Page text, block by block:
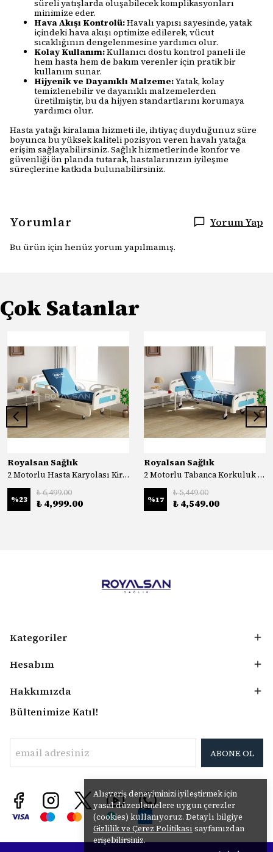
Alışveriş deneyiminizi iyileştirmek için
yasal düzenlemelere uygun çerezler
(cookies) kullanıyoruz. Detaylı bilgiye
Gizlilik ve Çerez Politikası sayfamızdan
erişebilirsiniz.
süreli yatışlarda oluşabilecek komplikasyonları
minimize eder.
Hava Akışı Kontrolü:Havalı yapısı sayesinde, yatak
içindeki hava akışı optimize edilerek, vücut
sıcaklığının dengelenmesine yardımcı olur.
Kolay Kullanım:Kullanıcı dostu kontrol paneli ile
hem hasta hem de bakım verenler için pratik bir
kullanım sunar.
Hijyenik ve Dayanıklı Malzeme:Yatak, kolay
temizlenebilir ve dayanıklı malzemelerden
üretilmiştir, bu da hijyen standartlarını korumaya
yardımcı olur.
Hasta yatağı kiralama hizmeti ile, ihtiyaç duyduğunuz süre
boyunca bu yüksek kaliteli pozisyon veren havalı yatağa
erişim sağlayabilirsiniz. Sağlık hizmetlerinde konfor ve
güvenliği ön planda tutarak, hastalarınızın iyileşme
süreçlerine katkıda bulunabilirsiniz.
Yorumlar Yorum Yap
Bu ürün için henüz yorum yapılmamış.
Çok Satanlar
Royalsan Sağlık
2 Motorlu Hasta Karyolası Kiralık
%23
₺ 6,499.00
₺ 4,999.00
Royalsan Sağlık
2 Motorlu Tabanca Korkuluk Hasta Karyolası Kiralık
%17
₺ 5,449.00
₺ 4,549.00
Kategoriler
Hesabım
Hakkımızda
Bültenimize Katıl!
ABONE OL